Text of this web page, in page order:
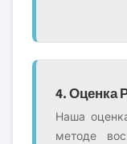
4. Оценка
Наша
методе